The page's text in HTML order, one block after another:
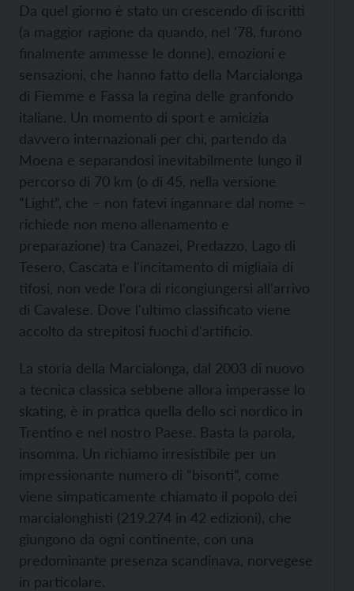
Da quel giorno è stato un crescendo di iscritti
(a maggior ragione da quando, nel '78, furono
finalmente ammesse le donne), emozioni e
sensazioni, che hanno fatto della Marcialonga
di Fiemme e Fassa la regina delle granfondo
italiane. Un momento di sport e amicizia
davvero internazionali per chi, partendo da
Moena e separandosi inevitabilmente lungo il
percorso di 70 km (o di 45, nella versione
“Light”, che – non fatevi ingannare dal nome –
richiede non meno allenamento e
preparazione) tra Canazei, Predazzo, Lago di
Tesero, Cascata e l'incitamento di migliaia di
tifosi, non vede l'ora di ricongiungersi all'arrivo
di Cavalese. Dove l'ultimo classificato viene
accolto da strepitosi fuochi d'artificio.
La storia della Marcialonga, dal 2003 di nuovo
a tecnica classica sebbene allora imperasse lo
skating, è in pratica quella dello sci nordico in
Trentino e nel nostro Paese. Basta la parola,
insomma. Un richiamo irresistibile per un
impressionante numero di “bisonti”, come
viene simpaticamente chiamato il popolo dei
marcialonghisti (219.274 in 42 edizioni), che
giungono da ogni continente, con una
predominante presenza scandinava, norvegese
in particolare.